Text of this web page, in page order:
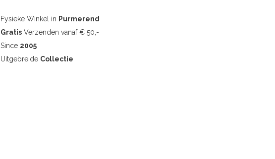
Fysieke Winkel in Purmerend
Gratis Verzenden vanaf € 50,-
Since 2005
Uitgebreide Collectie